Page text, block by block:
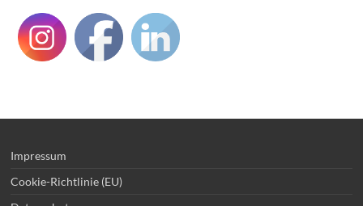
Impressum
Cookie-Richtlinie (EU)